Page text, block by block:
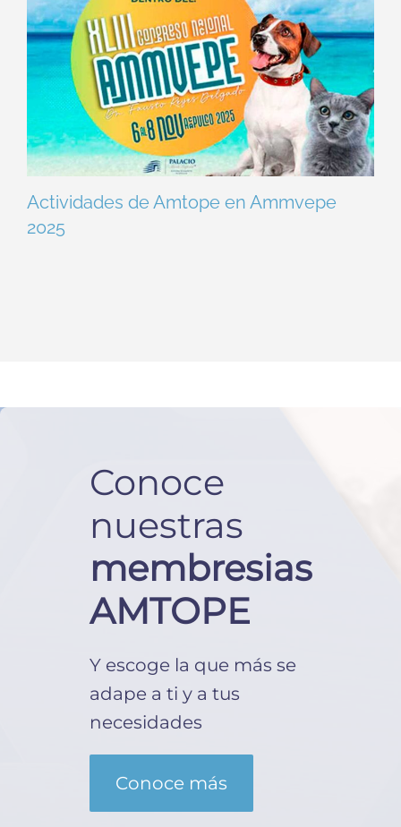
Actividades de Amtope en Ammvepe
2025
Conoce
nuestras
membresias
AMTOPE
Y escoge la que más se
adape a ti y a tus
necesidades
Conoce más